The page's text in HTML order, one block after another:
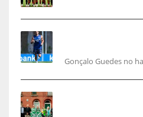
Gonçalo Guedes no